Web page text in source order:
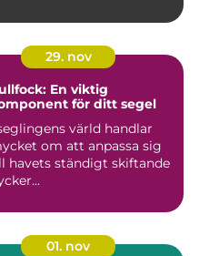
29. nov
En viktig
för ditt segel
värld handlar
om att anpassa sig
havets ständigt skiftande
01. nov